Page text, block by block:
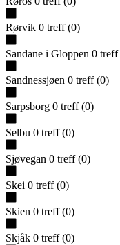
Rørvik 0 treff (0)
Sandane i Gloppen 0 treff
Sandnessjøen 0 treff (0)
Sarpsborg 0 treff (0)
Selbu 0 treff (0)
Sjøvegan 0 treff (0)
Skei 0 treff (0)
Skien 0 treff (0)
Skjåk 0 treff (0)